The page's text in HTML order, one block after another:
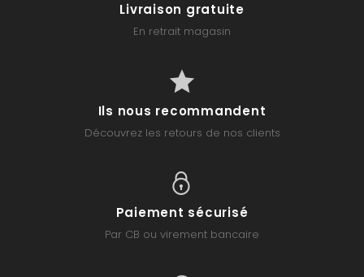
Livraison gratuite
En retrait magasin
Ils nous recommandent
Découvrez les retours de nos clients
Paiement sécurisé
Par CB ou virement bancaire